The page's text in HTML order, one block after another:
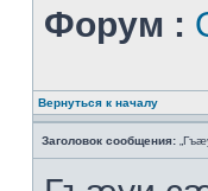
Форум :
Вернуться к началу
Заголовок сообщения: